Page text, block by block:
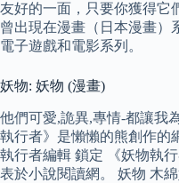
友好的一面，只要你獲得它
曾出現在漫畫（日本漫畫）
電子遊戲和電影系列。
妖物: 妖物 (漫畫)
他們可愛,詭異,專情-都讓
執行者》是懶懶的熊創作的
執行者編輯 鎖定 《妖物執
表於小說閱讀網。 妖物 木